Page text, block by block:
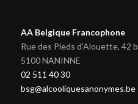
AA Belgique Francophone
Rue des Pieds d'Alouette, 42 b
5100 NANINNE
02 511 40 30
bsg@alcooliquesanonymes.be